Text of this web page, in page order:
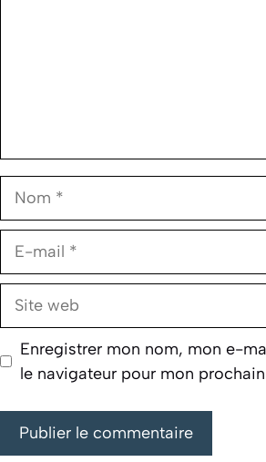
Nom
E-
Site
Enregistrer mon nom, mon e-
le navigateur pour mon